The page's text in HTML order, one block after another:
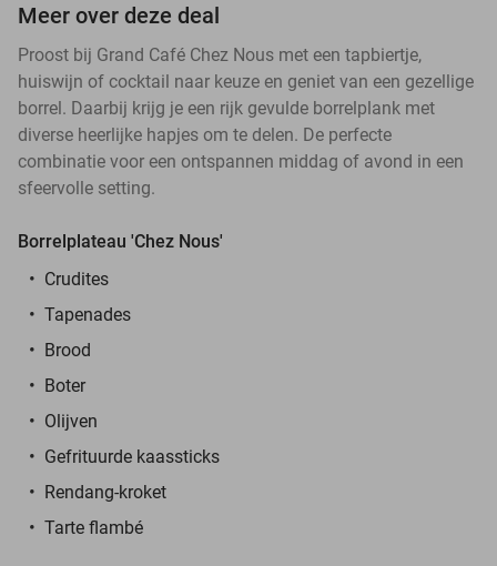
Meer over deze deal
Proost bij Grand Café Chez Nous met een tapbiertje,
huiswijn of cocktail naar keuze en geniet van een gezellige
borrel. Daarbij krijg je een rijk gevulde borrelplank met
diverse heerlijke hapjes om te delen. De perfecte
combinatie voor een ontspannen middag of avond in een
sfeervolle setting.
Borrelplateau 'Chez Nous'
Crudites
Tapenades
Brood
Boter
Olijven
Gefrituurde kaassticks
Rendang-kroket
Tarte flambé